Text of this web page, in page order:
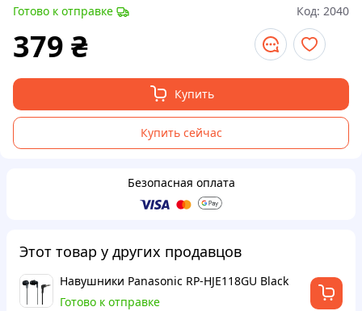
Готово к отправке
Код: 2040
379 ₴
Купить
Купить сейчас
Безопасная оплата
Этот товар у других продавцов
Навушники Panasonic RP-HJE118GU Black
Готово к отправке